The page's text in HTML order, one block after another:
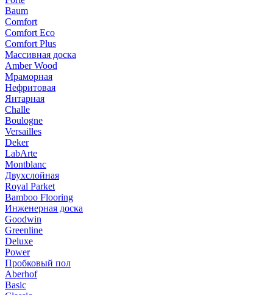
Baum
Comfort
Comfort Eco
Comfort Plus
Массивная доска
Amber Wood
Мраморная
Нефритовая
Янтарная
Challe
Boulogne
Versailles
Deker
LabArte
Montblanc
Двухслойная
Royal Parket
Bamboo Flooring
Инженерная доска
Goodwin
Greenline
Deluxe
Power
Пробковый пол
Aberhof
Basic